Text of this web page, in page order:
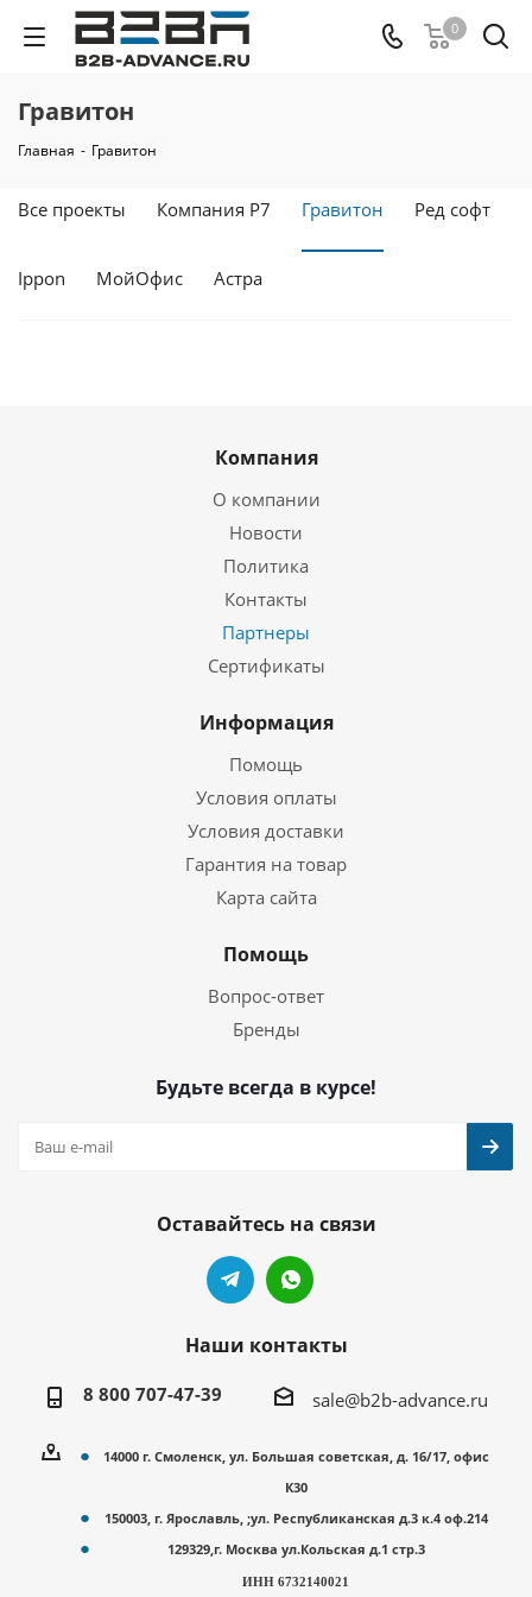
0
Гравитон
Главная - Гравитон
Все проекты Компания Р7 Гравитон Ред софт
Ippon МойОфис Астра
Компания
О компании
Новости
Политика
Контакты
Партнеры
Сертификаты
Информация
Помощь
Условия оплаты
Условия доставки
Гарантия на товар
Карта сайта
Помощь
Вопрос-ответ
Бренды
Будьте всегда в курсе!
Оставайтесь на связи
Наши контакты
8 800 707-47-39 sale@b2b-advance.ru
14000 г. Смоленск, ул. Большая советская, д. 16/17, офис
К30
150003, г. Ярославль, ;ул. Республиканская д.3 к.4 оф.214
129329,г. Москва ул.Кольская д.1 стр.3
ИНН 6732140021